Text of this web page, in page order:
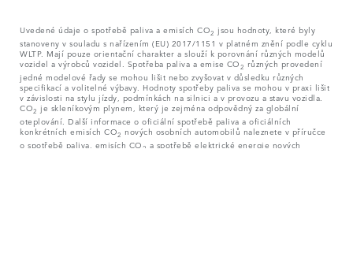
Uvedené údaje o spotřebě paliva a emisích CO2 jsou hodnoty, které byly
stanoveny v souladu s nařízením (EU) 2017/1151 v platném znění podle cyklu
WLTP. Mají pouze orientační charakter a slouží k porovnání různých modelů
vozidel a výrobců vozidel. Spotřeba paliva a emise CO2 různých provedení
jedné modelové řady se mohou lišit nebo zvyšovat v důsledku různých
specifikací a volitelné výbavy. Hodnoty spotřeby paliva se mohou v praxi lišit
v závislosti na stylu jízdy, podmínkách na silnici a v provozu a stavu vozidla.
CO2 je skleníkovým plynem, který je zejména odpovědný za globální
oteplování. Další informace o oficiální spotřebě paliva a oficiálních
konkrétních emisích CO2 nových osobních automobilů naleznete v příručce
o spotřebě paliva, emisích CO2 a spotřebě elektrické energie nových